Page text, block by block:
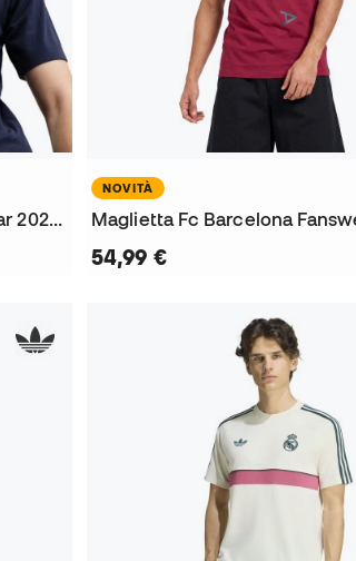
Maglietta Fc Barcelona Fanswear 2026-2027
NOVITÀ
54,99 €